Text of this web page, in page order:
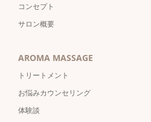
コンセプト
サロン概要
AROMA MASSAGE
トリートメント
お悩みカウンセリング
体験談